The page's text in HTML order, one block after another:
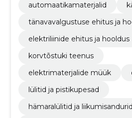
automaatikamaterjalid
tänavavalgustuse ehitus ja
elektriliinide ehitus ja hooldus
korvtõstuki teenus
elektrimaterjalide müük
lülitid ja pistikupesad
hämaralülitid ja liikumisandurid